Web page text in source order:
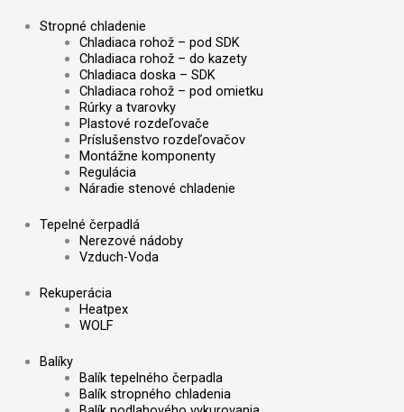
Stropné chladenie
Chladiaca rohož – pod SDK
Chladiaca rohož – do kazety
Chladiaca doska – SDK
Chladiaca rohož – pod omietku
Rúrky a tvarovky
Plastové rozdeľovače
Príslušenstvo rozdeľovačov
Montážne komponenty
Regulácia
Náradie stenové chladenie
Tepelné čerpadlá
Nerezové nádoby
Vzduch-Voda
Rekuperácia
Heatpex
WOLF
Balíky
Balík tepelného čerpadla
Balík stropného chladenia